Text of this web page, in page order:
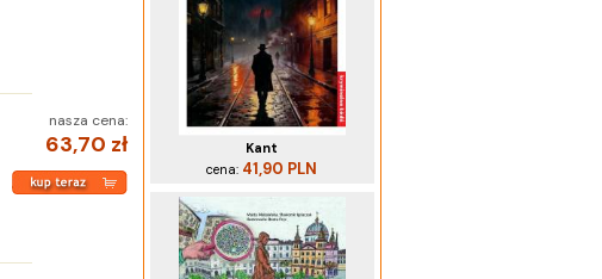
nasza cena:
63,70 zł
Kant
cena: 41,90 PLN